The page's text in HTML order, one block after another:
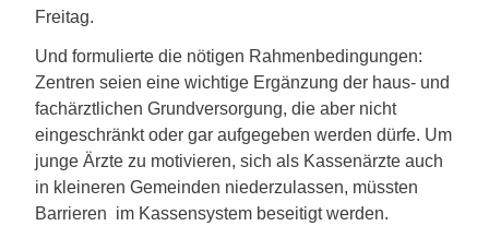
Freitag.
Und formulierte die nötigen Rahmenbedingungen:
Zentren seien eine wichtige Ergänzung der haus- und
fachärztlichen Grundversorgung, die aber nicht
eingeschränkt oder gar aufgegeben werden dürfe. Um
junge Ärzte zu motivieren, sich als Kassenärzte auch
in kleineren Gemeinden niederzulassen, müssten
Barrieren im Kassensystem beseitigt werden.